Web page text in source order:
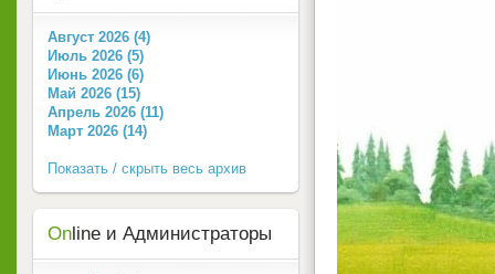
Август 2026 (4)
Июль 2026 (5)
Июнь 2026 (6)
Май 2026 (15)
Апрель 2026 (11)
Март 2026 (14)
Показать / скрыть весь архив
On line и Администраторы